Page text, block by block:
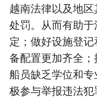
越南法律以及地
处罚。从而有助
定；做好设施登
备配置更加齐全；
船员缺乏学位和
极参与举报违法